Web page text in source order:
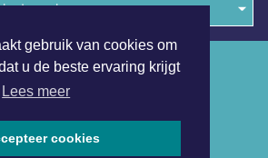
gebruik van cookies om
u de beste ervaring krijgt
Lees meer
cookies
de regio